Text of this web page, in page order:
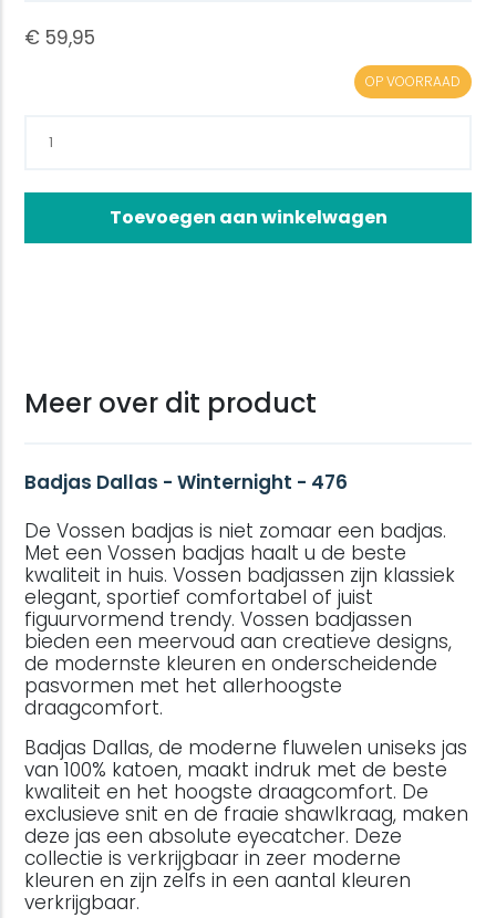
OP VOORRAAD
Toevoegen aan winkelwagen
Meer over dit product
Badjas Dallas - Winternight - 476
De Vossen badjas is niet zomaar een badjas.
Met een Vossen badjas haalt u de beste
kwaliteit in huis. Vossen badjassen zijn klassiek
elegant, sportief comfortabel of juist
figuurvormend trendy. Vossen badjassen
bieden een meervoud aan creatieve designs,
de modernste kleuren en onderscheidende
pasvormen met het allerhoogste
draagcomfort.
Badjas Dallas, de moderne fluwelen uniseks jas
van 100% katoen, maakt indruk met de beste
kwaliteit en het hoogste draagcomfort. De
exclusieve snit en de fraaie shawlkraag, maken
deze jas een absolute eyecatcher. Deze
collectie is verkrijgbaar in zeer moderne
kleuren en zijn zelfs in een aantal kleuren
verkrijgbaar.